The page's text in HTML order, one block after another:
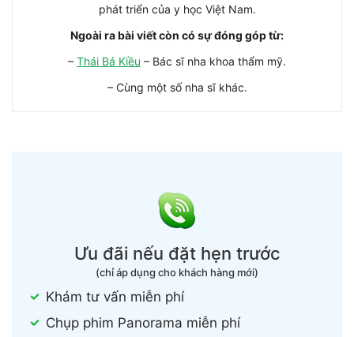
phát triển của y học Việt Nam.
Ngoài ra bài viết còn có sự đóng góp từ:
– Thái Bá Kiều – Bác sĩ nha khoa thẩm mỹ.
– Cùng một số nha sĩ khác.
Ưu đãi nếu đặt hẹn trước
(chỉ áp dụng cho khách hàng mới)
Khám tư vấn miễn phí
Chụp phim Panorama miễn phí